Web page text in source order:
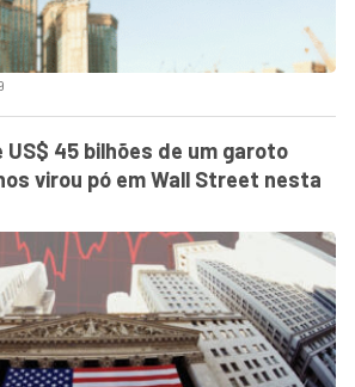
US$ 45 bilhões de um garoto
virou pó em Wall Street nesta